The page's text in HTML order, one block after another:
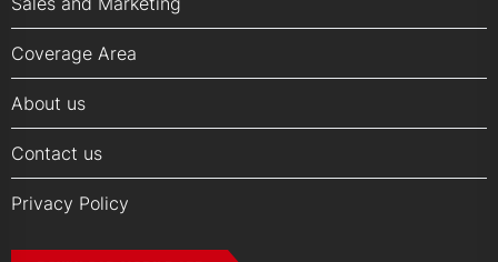
Coverage Area
About us
Contact us
Privacy Policy